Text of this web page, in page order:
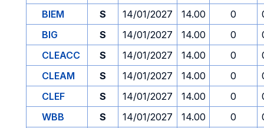
BIEM
S 14/01/2027 14.00 0
BIG
S 14/01/2027 14.00 0
CLEACC
S 14/01/2027 14.00 0
CLEAM
S 14/01/2027 14.00 0
CLEF
S 14/01/2027 14.00 0
WBB
S 14/01/2027 14.00 0